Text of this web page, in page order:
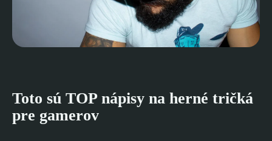
Toto sú TOP nápisy na herné tričká
pre gamerov